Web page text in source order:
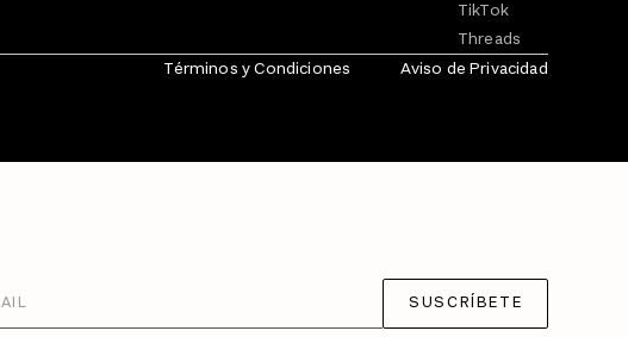
TikTok
Threads
Términos y Condiciones Aviso de Privacidad